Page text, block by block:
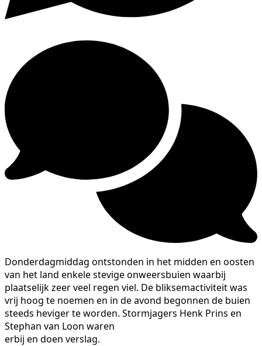
Donderdagmiddag ontstonden in het midden en oosten
van het land enkele stevige onweersbuien waarbij
plaatselijk zeer veel regen viel. De bliksemactiviteit was
vrij hoog te noemen en in de avond begonnen de buien
steeds heviger te worden. Stormjagers Henk Prins en
Stephan van Loon waren
erbij en doen verslag.